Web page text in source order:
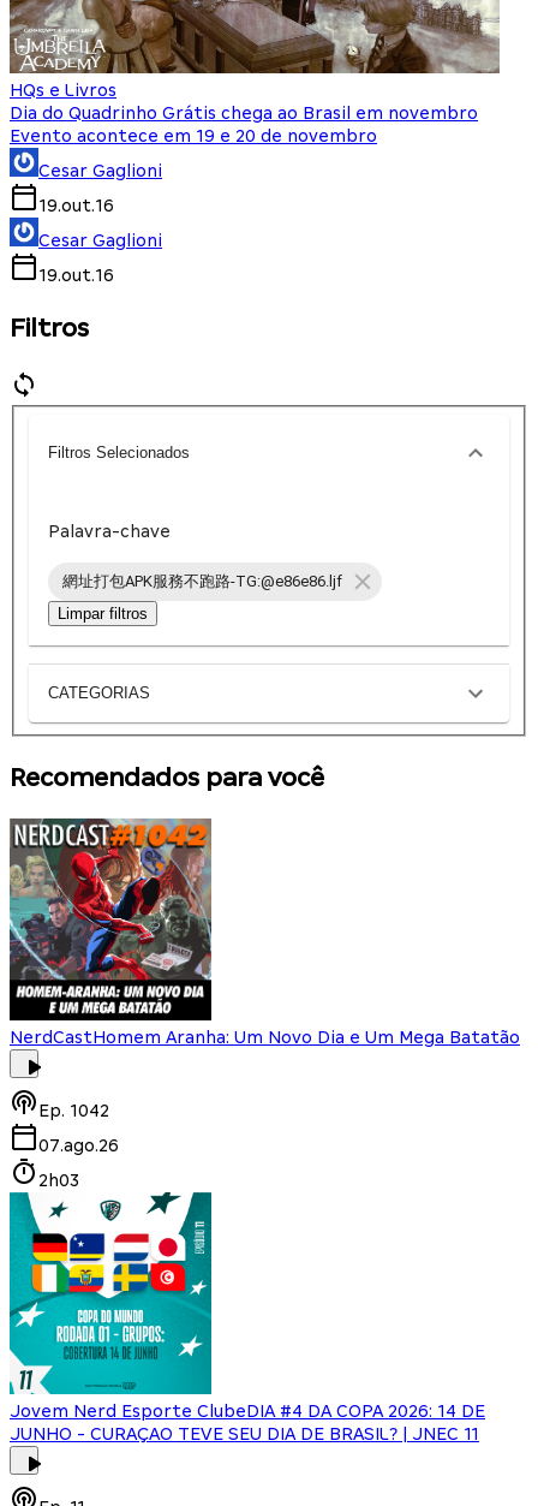
HQs e Livros
Dia do Quadrinho Grátis chega ao Brasil em novembro
Evento acontece em 19 e 20 de novembro
Cesar Gaglioni
19.out.16
Cesar Gaglioni
19.out.16
Filtros
Filtros Selecionados
Palavra-chave
網址打包APK服務不跑路-TG:@e86e86.ljf
Limpar filtros
CATEGORIAS
Recomendados para você
NerdCastHomem Aranha: Um Novo Dia e Um Mega Batatão
Ep. 1042
07.ago.26
2h03
Jovem Nerd Esporte ClubeDIA #4 DA COPA 2026: 14 DE
JUNHO - CURAÇAO TEVE SEU DIA DE BRASIL? | JNEC 11